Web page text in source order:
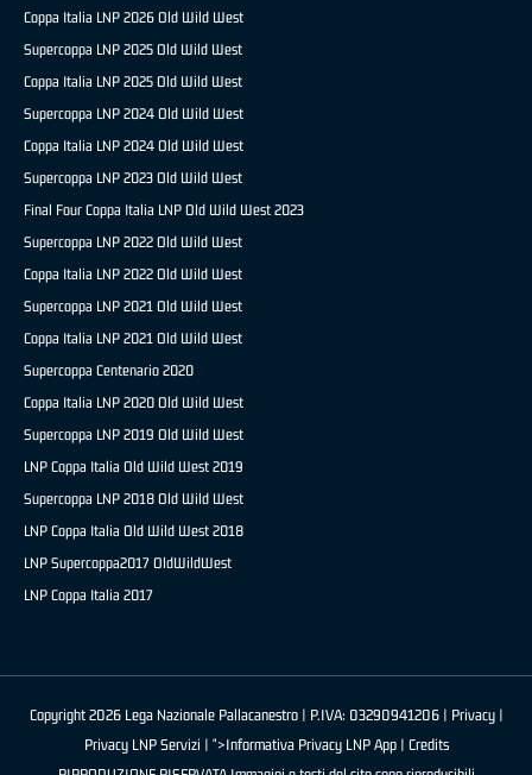
Coppa Italia LNP 2026 Old Wild West
Supercoppa LNP 2025 Old Wild West
Coppa Italia LNP 2025 Old Wild West
Supercoppa LNP 2024 Old Wild West
Coppa Italia LNP 2024 Old Wild West
Supercoppa LNP 2023 Old Wild West
Final Four Coppa Italia LNP Old Wild West 2023
Supercoppa LNP 2022 Old Wild West
Coppa Italia LNP 2022 Old Wild West
Supercoppa LNP 2021 Old Wild West
Coppa Italia LNP 2021 Old Wild West
Supercoppa Centenario 2020
Coppa Italia LNP 2020 Old Wild West
Supercoppa LNP 2019 Old Wild West
LNP Coppa Italia Old Wild West 2019
Supercoppa LNP 2018 Old Wild West
LNP Coppa Italia Old Wild West 2018
LNP Supercoppa2017 OldWildWest
LNP Coppa Italia 2017
Copyright 2026 Lega Nazionale Pallacanestro | P.IVA: 03290941206 | Privacy|
Privacy LNP Servizi | ">Informativa Privacy LNP App | Credits